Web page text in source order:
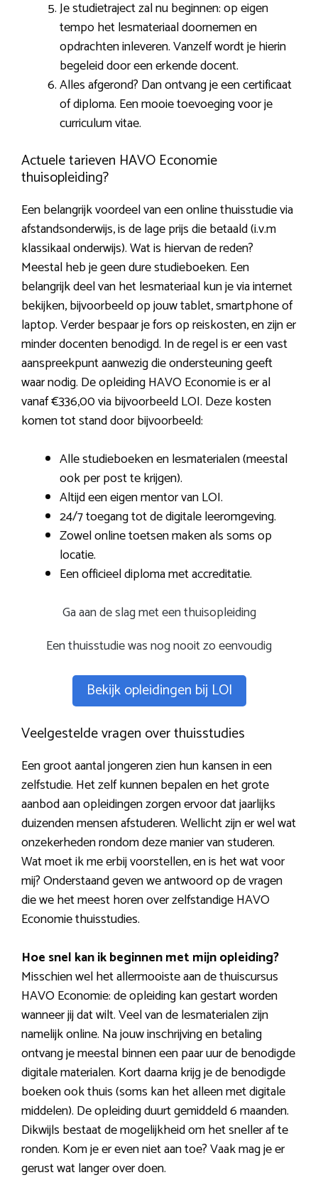
Je studietraject zal nu beginnen: op eigen
tempo het lesmateriaal doornemen en
opdrachten inleveren. Vanzelf wordt je hierin
begeleid door een erkende docent.
Alles afgerond? Dan ontvang je een certificaat
of diploma. Een mooie toevoeging voor je
curriculum vitae.
Actuele tarieven HAVO Economie
thuisopleiding?
Een belangrijk voordeel van een online thuisstudie via
afstandsonderwijs, is de lage prijs die betaald (i.v.m
klassikaal onderwijs). Wat is hiervan de reden?
Meestal heb je geen dure studieboeken. Een
belangrijk deel van het lesmateriaal kun je via internet
bekijken, bijvoorbeeld op jouw tablet, smartphone of
laptop. Verder bespaar je fors op reiskosten, en zijn er
minder docenten benodigd. In de regel is er een vast
aanspreekpunt aanwezig die ondersteuning geeft
waar nodig. De opleiding HAVO Economie is er al
vanaf €336,00 via bijvoorbeeld LOI. Deze kosten
komen tot stand door bijvoorbeeld:
Alle studieboeken en lesmaterialen (meestal
ook per post te krijgen).
Altijd een eigen mentor van LOI.
24/7 toegang tot de digitale leeromgeving.
Zowel online toetsen maken als soms op
locatie.
Een officieel diploma met accreditatie.
Ga aan de slag met een thuisopleiding
Een thuisstudie was nog nooit zo eenvoudig
Bekijk opleidingen bij LOI
Veelgestelde vragen over thuisstudies
Een groot aantal jongeren zien hun kansen in een
zelfstudie. Het zelf kunnen bepalen en het grote
aanbod aan opleidingen zorgen ervoor dat jaarlijks
duizenden mensen afstuderen. Wellicht zijn er wel wat
onzekerheden rondom deze manier van studeren.
Wat moet ik me erbij voorstellen, en is het wat voor
mij? Onderstaand geven we antwoord op de vragen
die we het meest horen over zelfstandige HAVO
Economie thuisstudies.
Hoe snel kan ik beginnen met mijn opleiding?
Misschien wel het allermooiste aan de thuiscursus
HAVO Economie: de opleiding kan gestart worden
wanneer jij dat wilt. Veel van de lesmaterialen zijn
namelijk online. Na jouw inschrijving en betaling
ontvang je meestal binnen een paar uur de benodigde
digitale materialen. Kort daarna krijg je de benodigde
boeken ook thuis (soms kan het alleen met digitale
middelen). De opleiding duurt gemiddeld 6 maanden.
Dikwijls bestaat de mogelijkheid om het sneller af te
ronden. Kom je er even niet aan toe? Vaak mag je er
gerust wat langer over doen.